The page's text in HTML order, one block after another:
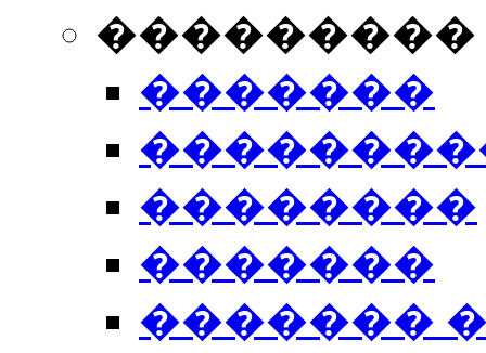
�������
��������
�������
�������